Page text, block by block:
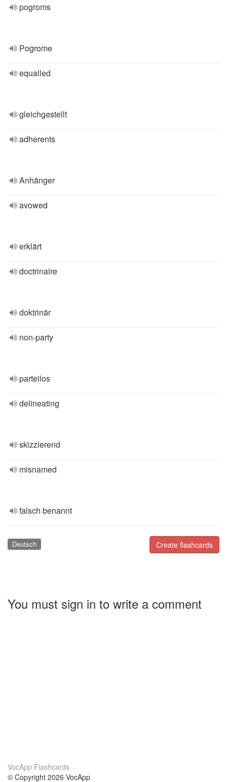
pogroms
Pogrome
equalled
gleichgestellt
adherents
Anhänger
avowed
erklärt
doctrinaire
doktrinär
non-party
parteilos
delineating
skizzierend
misnamed
falsch benannt
Create flashcards
Deutsch
You must sign in to write a comment
VocApp Flashcards
© Copyright 2026 VocApp